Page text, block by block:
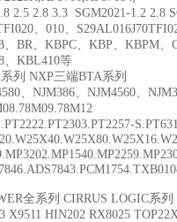
2.5 2.8 3.3 SGM2021-1.2 2.8
、010、
、BR、KBPC、KBP、KBPM
、KBL410等
列 NXP三端BTA系列
、NJM386、NJM4560、
全系列 CIRRUS LOGIC系
X9511 HIN202 RX8025